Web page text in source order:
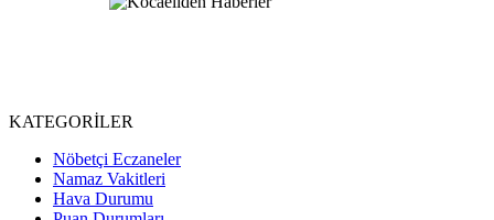
KATEGORİLER
Nöbetçi Eczaneler
Namaz Vakitleri
Hava Durumu